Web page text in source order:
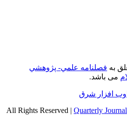
بهفصلنامه علمي- پژوهشي
می باشد.
افزار شرق
Quarterly